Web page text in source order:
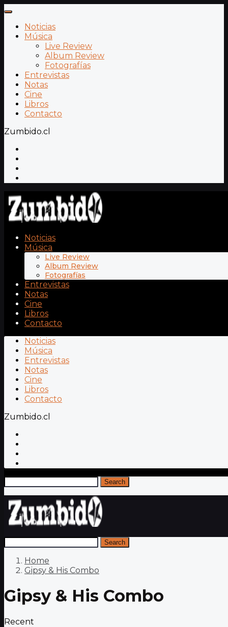
Noticias
Música
Live Review
Album Review
Fotografías
Entrevistas
Notas
Cine
Libros
Contacto
Zumbido.cl
Noticias
Música
Live Review
Album Review
Fotografías
Entrevistas
Notas
Cine
Libros
Contacto
Noticias
Música
Entrevistas
Notas
Cine
Libros
Contacto
Zumbido.cl
Search
Search
Home
Gipsy & His Combo
Gipsy & His Combo
Recent